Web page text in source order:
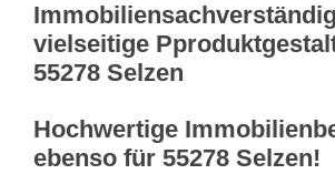
vielseitige
55278 Selzen
Hochwertige
ebenso für 55278 Selzen!